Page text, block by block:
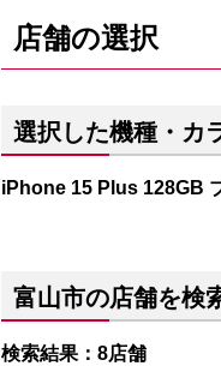
店舗の選択
選択した機種・カ
iPhone 15 Plus 128GB
富山市の店舗を検
検索結果：8店舗